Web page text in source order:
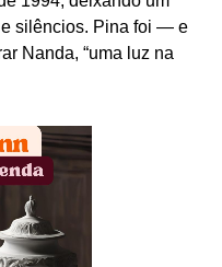
silêncios. Pina foi — e
Nanda, “uma luz na